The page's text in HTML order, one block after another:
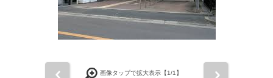
画像タップで拡大表示【1/1】